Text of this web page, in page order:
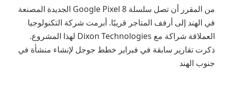
من المقرر أن تصل سلسلة Google Pixel 8 الجديدة المصنعة
في الهند إلى أرفف المتاجر قريبًا. أبرمت شركة التكنولوجيا
العملاقة شراكة مع Dixon Technologies لهذا المشروع.
ذكرت تقارير سابقة في فبراير خطط جوجل لإنشاء منشأة في
جنوب الهند